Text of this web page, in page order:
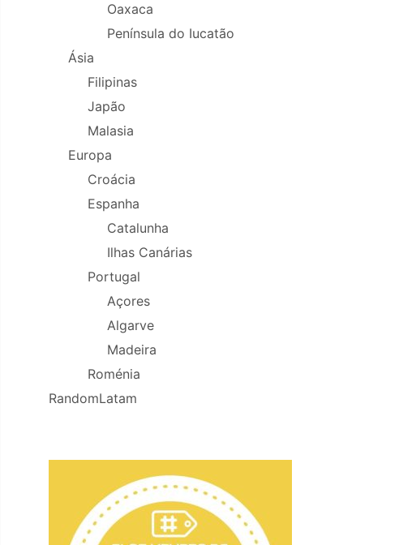
Oaxaca
Península do Iucatão
Ásia
Filipinas
Japão
Malasia
Europa
Croácia
Espanha
Catalunha
Ilhas Canárias
Portugal
Açores
Algarve
Madeira
Roménia
RandomLatam